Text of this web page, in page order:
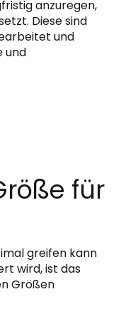
anzuregen,
Diese sind
und
und
für
greifen kann
wird, ist das
Größen